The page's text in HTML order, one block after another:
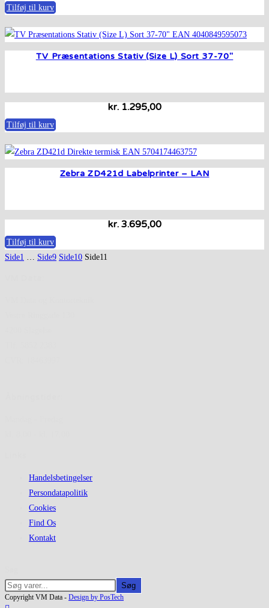
Tilføj til kurv
TV Præsentations Stativ (Size L) Sort 37-70″
kr. 1.295,00
Tilføj til kurv
Zebra ZD421d Labelprinter – LAN
kr. 3.695,00
Tilføj til kurv
Side1 Side9 Side10 Side11
Handelsbetingelser
Persondatapolitik
Cookies
Find Os
Kontakt
Søg
Copyright VM Data - Design by PosTech